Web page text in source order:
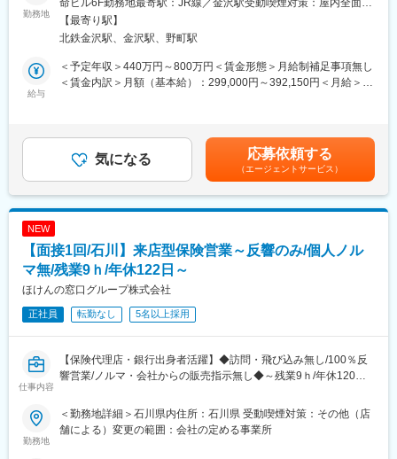
してスタート可能。報告書入力システム改善など、働きやすさ向
上にも取り組んでいます。
国内シェア60％超を誇る業界リーディングカンパニー。金融機関
や企業間取引で利用される信用調査データを提供し、経済活動を
ィング営業」をお任せします。
金融・経営知識を実務で深め、希少性の高いスキルを獲得し、市
場価値を高められる環境です。
1. 企業信用調査
・対象企業へ訪問し、事業内容や会社の特色、今後の展望、財務
・企業信用調査で得た情報から企業が抱えている課題を見つけ出
し、課題解決をご提案。
例１：与信管理に課題のある企業には信用調査報告書や倒産予測
継支援サービスや教育ツール、研修などを提案
訪問から報告書作成、提案まで一貫して担当。論理的思考力と課
題解決力を発揮し、企業の成長を支援します。
・企業信用調査のデータは、金融機関の融資可否判断や企業間の
融・経営知識を実務で深められます。
・社長や会社役員から企業の課題、悩みを直接相談され、解決を
■働く環境：
充実した研修制度とメンター制度を整備し、異業界出身者も安心
勤務地
命ビル6F勤務地最寄駅：JR線／金沢駅受動喫煙対策：屋内全面禁
煙変更の範囲：勤務地は業務上の都合により変更の可能性があり
ます
【最寄り駅】
北鉄金沢駅、金沢駅、野町駅
給与
＜予定年収＞440万円～800万円＜賃金形態＞月給制補足事項無し
＜賃金内訳＞月額（基本給）：299,000円～392,150円＜月給＞
後）：800 万円（月給 35 万円＋賞与 90 万円＋営業給 100 万円）
※モデル年収は全国総合職の場合を記載賃金はあくまでも目安の金
額であり、選考を通じて上下する可能性があります。月給(月額)は
固定手当を含めた表記です。
気になる 応募依頼する
（エージェントサービス）
NEW
【面接1回/石川】来店型保険営業～反響のみ/個人ノル
マ無/残業9ｈ/年休122日～
ほけんの窓口グループ株式会社
正社員 転勤なし 5名以上採用
仕事内容
【保険代理店・銀行出身者活躍】◆訪問・飛び込み無し/100％反
響営業/ノルマ・会社からの販売指示無し◆～残業9ｈ/年休120日
〇認知度抜群で新規営業の必要がありません
勤務地
＜勤務地詳細＞石川県内住所：石川県 受動喫煙対策：その他（店
舗による）変更の範囲：会社の定める事業所